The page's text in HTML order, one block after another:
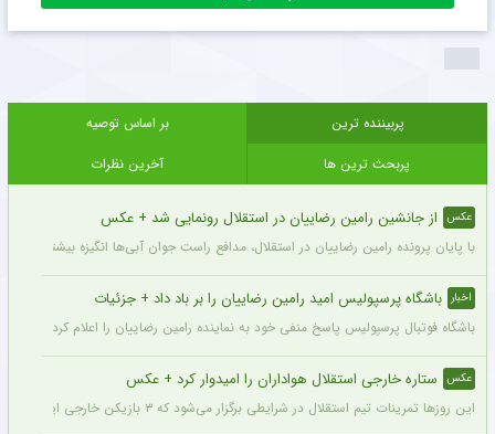
پربیننده ترین
بر اساس توصیه
پربحث ترین ها
آخرین نظرات
عکس از جانشین رامین رضاییان در استقلال رونمایی شد + عکس
با پایان پرونده رامین رضاییان در استقلال، مدافع راست جوان آبی‌ها انگیزه بیشتری
اخبار باشگاه پرسپولیس امید رامین رضاییان را بر باد داد + جزئیات
باشگاه فوتبال پرسپولیس پاسخ منفی خود به نماینده رامین رضاییان را اعلام کرد.
عکس ستاره خارجی استقلال هواداران را امیدوار کرد + عکس
این روزها تمرینات تیم استقلال در شرایطی برگزار می‌شود که ۳ بازیکن خارجی این تیم با قدرت در کنار دیگر بازیکنان داخلی استقلال مشغول تمرین کردن هستند.